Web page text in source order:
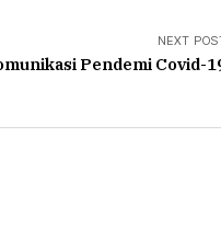
NEXT
Pendemi Covid-